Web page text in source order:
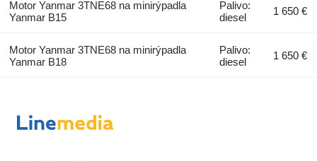
Motor Yanmar 3TNE68 na minirýpadla
Yanmar B15
Palivo:
diesel
1 650 €
Motor Yanmar 3TNE68 na minirýpadla
Yanmar B18
Palivo:
diesel
1 650 €